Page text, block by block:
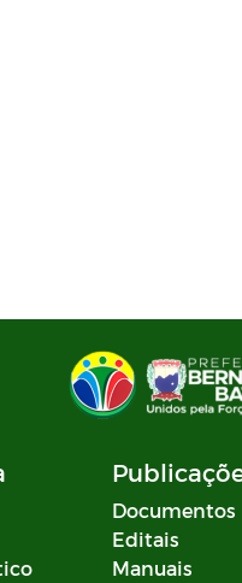
Documentos
Editais
Manuais